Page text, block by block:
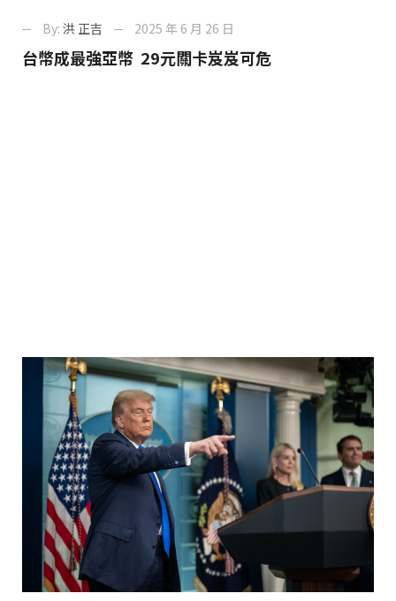
By: 洪 正吉 2025 年 6 月 26 日
台幣成最強亞幣 29元關卡岌岌可危